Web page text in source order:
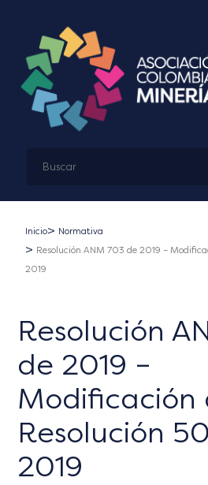
Inicio
Normativa
Resolución ANM 703 de 2019 –
2019
Resolución
de 2019 –
Modificación
Resolución
2019